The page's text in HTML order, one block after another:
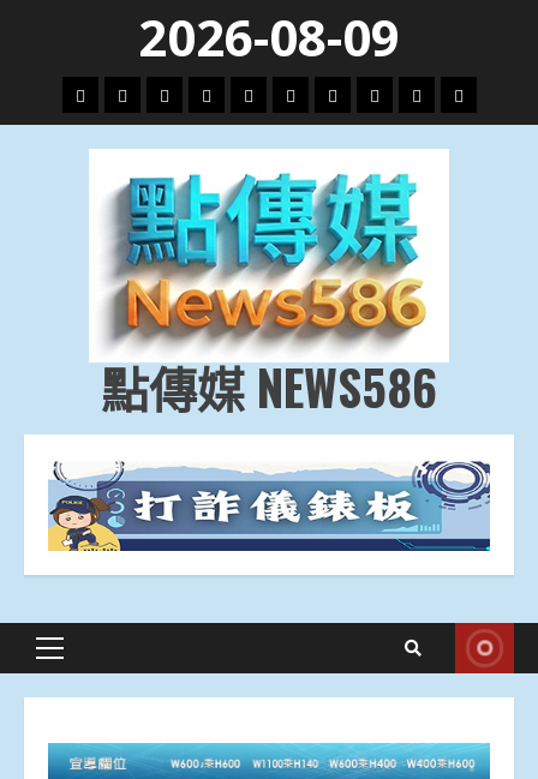
content
2026-08-09
頭
條
財
經
地
方.
會
文
教.
技
專
題
娛
樂
劇
政
治
國
際
運
動
生
活
點傳媒 NEWS586
Primary